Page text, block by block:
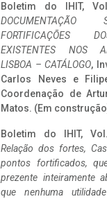
Boletim do IHIT,
FORTIFICAÇÕES
EXISTENTES NOS
LISBOA – CATÁLOGO,
Carlos Neves e
Coordenação de
Matos. (Em
Boletim do IHIT,
Relação dos fortes,
pontos fortificados,
prezente inteiramente
que nenhuma